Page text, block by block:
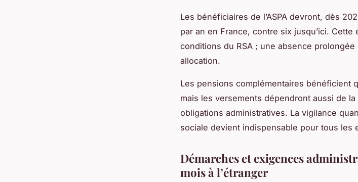
Les bénéficiaires de l’ASPA devront, dès
par an en France, contre six jusqu’ici. Cette
conditions du RSA ; une absence
allocation.
Les pensions complémentaires bénéficient
mais les versements dépendront aussi de
obligations administratives. La vigilance
sociale devient indispensable pour tous les
Démarches et exigences
mois à l’étranger